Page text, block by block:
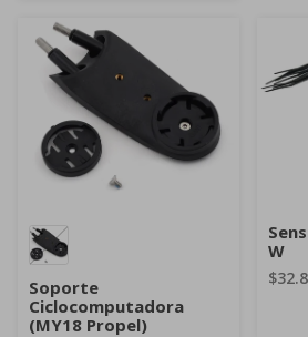
Soporte
Ciclocomputadora
(MY18 Propel)
W